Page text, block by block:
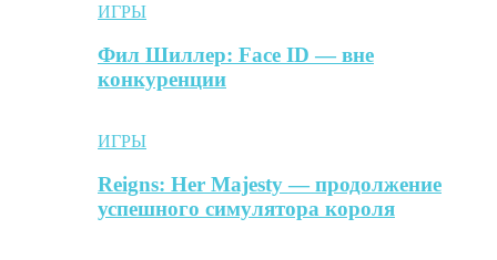
ИГРЫ
Фил Шиллер: Face ID — вне
конкуренции
ИГРЫ
Reigns: Her Majesty — продолжение
успешного симулятора короля